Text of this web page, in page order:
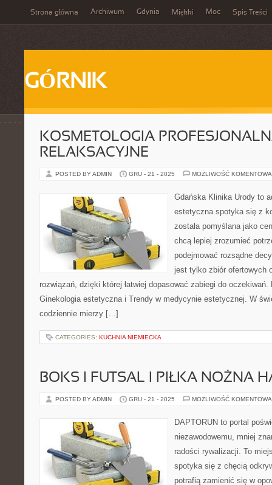
Strona główna Archiwum Gdynia Miękki Moc Spis Treści
GÓRNIK
KOSMETOLOGIA
RELAKSACYJNE
POSTED BY ADMIN GRU - 21 - 2025 MOŻLIWOŚĆ
Gdańska Klinika Urody to
estetyczna spotyka się z
została pomyślana jako
chcą lepiej zrozumieć
podejmować rozsądne
jest tylko zbiór ofertowych
rozwiązań, dzięki której łatwiej dopasować zabiegi do
Ginekologia estetyczna i Trendy w medycynie estetycznej. W
codziennie mierzy […]
CATEGORIES: KUCHNIA NIEMIECKA
BOKS I FUTSAL I PIŁKA NOŻNA
POSTED BY ADMIN GRU - 21 - 2025 MOŻLIWOŚĆ
DAPTORUN to portal
niezawodowemu, mniej
radości rywalizacji. To
spotyka się z chęcią
potrafią zamienić się w